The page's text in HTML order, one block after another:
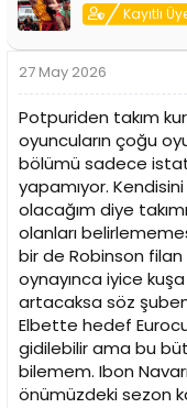
i
l
:
Kayıtlı
27 May 2026
Potpuriden takım
oyuncuların çoğu
bölümü sadece
yapamıyor.
olacağım diye
olanları
bir de Robinson
oynayınca iyice
artacaksa söz
Elbette hedef
gidilebilir ama bu
bilemem. Ibon
önümüzdeki sezon